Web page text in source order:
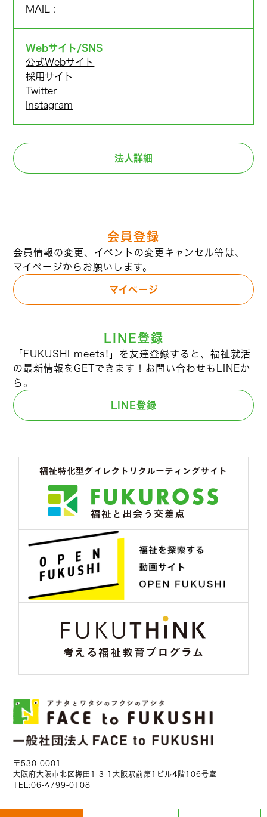
MAIL :
Webサイト/SNS
公式Webサイト
採用サイト
Twitter
Instagram
法人詳細
会員登録
会員情報の変更、イベントの変更キャンセル等は、
マイページからお願いします。
マイページ
LINE登録
「FUKUSHI meets!」を友達登録すると、福祉就活
の最新情報をGETできます！お問い合わせもLINEか
ら。
LINE登録
〒530-0001
大阪府大阪市北区梅田1-3-1大阪駅前第1ビル4階106号室
TEL:06-4799-0108